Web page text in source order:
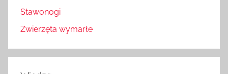
Stawonogi
Zwierzęta wymarłe